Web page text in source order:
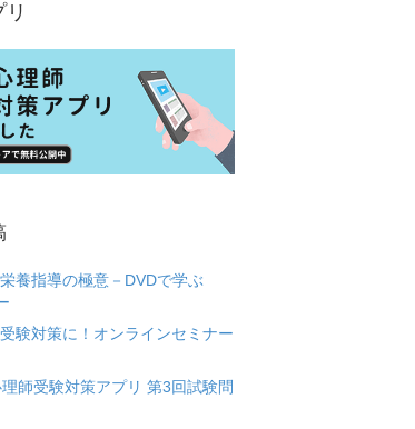
養指導の極意－DVDで学ぶ
験対策に！オンラインセミナー
師受験対策アプリ 第3回試験問